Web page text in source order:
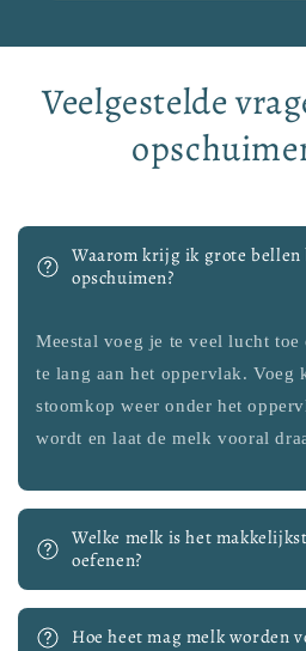
Veelgestelde
Waarom krijg ik grote
opschuimen?
Meestal voeg je te veel lucht
te lang aan het oppervlak. Voeg
stoomkop weer onder het
wordt en laat de melk vooral
Welke melk is het
oefenen?
Hoe heet mag melk worden